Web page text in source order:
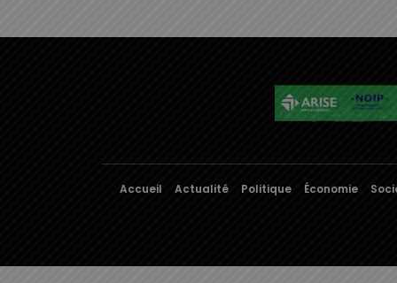
Accueil Actualité Politique Économie